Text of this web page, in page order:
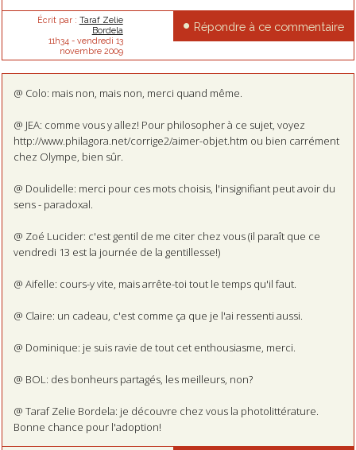
Écrit par : Taraf Zelie
Bordela
11h34 - vendredi 13
novembre 2009
Répondre à ce commentaire
@ Colo: mais non, mais non, merci quand même.
@ JEA: comme vous y allez! Pour philosopher à ce sujet, voyez
http://www.philagora.net/corrige2/aimer-objet.htm ou bien carrément
chez Olympe, bien sûr.
@ Doulidelle: merci pour ces mots choisis, l'insignifiant peut avoir du
sens - paradoxal.
@ Zoé Lucider: c'est gentil de me citer chez vous (il paraît que ce
vendredi 13 est la journée de la gentillesse!)
@ Aifelle: cours-y vite, mais arrête-toi tout le temps qu'il faut.
@ Claire: un cadeau, c'est comme ça que je l'ai ressenti aussi.
@ Dominique: je suis ravie de tout cet enthousiasme, merci.
@ BOL: des bonheurs partagés, les meilleurs, non?
@ Taraf Zelie Bordela: je découvre chez vous la photolittérature.
Bonne chance pour l'adoption!